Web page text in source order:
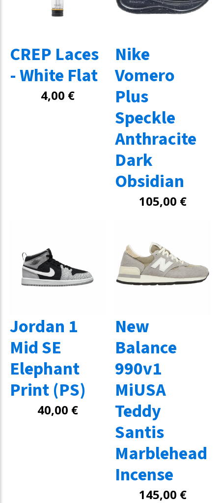
CREP Laces
- White Flat
4,00 €
Nike
Vomero
Plus
Speckle
Anthracite
Dark
Obsidian
105,00 €
Jordan 1
Mid SE
Elephant
Print (PS)
40,00 €
New
Balance
990v1
MiUSA
Teddy
Santis
Marblehead
Incense
145,00 €